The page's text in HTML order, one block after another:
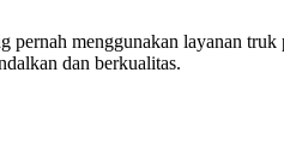
menggunakan layanan
dan berkualitas.